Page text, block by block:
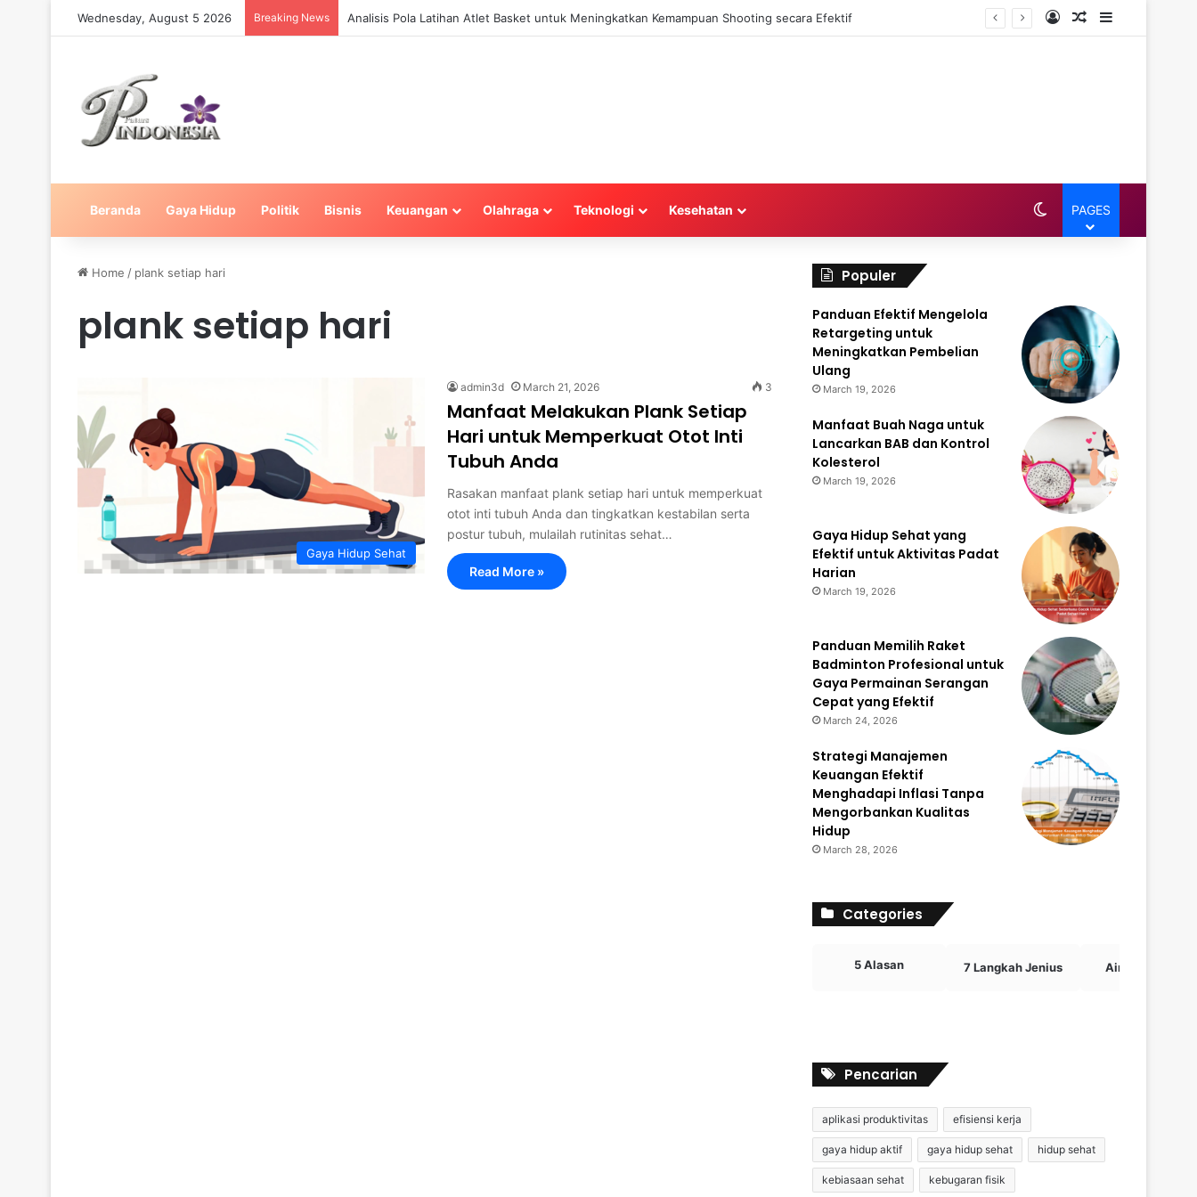
Wednesday, August 5 2026 Breaking News Analisis Pola Latihan Atlet Basket untuk Meningkatkan Kemampuan Shooting secara Efektif Log InRandom Article
Sidebar
Beranda Gaya Hidup Politik Bisnis Keuangan Olahraga Teknologi Kesehatan Switch skin
PAGES
Home / plank setiap hari
plank setiap hari
Gaya Hidup Sehat
admin3d March 21, 2026 3
Manfaat Melakukan Plank Setiap
Hari untuk Memperkuat Otot Inti
Tubuh Anda
Rasakan manfaat plank setiap hari untuk memperkuat
otot inti tubuh Anda dan tingkatkan kestabilan serta
postur tubuh, mulailah rutinitas sehat…
Read More »
Populer
Panduan Efektif Mengelola
Retargeting untuk
Meningkatkan Pembelian
Ulang
March 19, 2026
Manfaat Buah Naga untuk
Lancarkan BAB dan Kontrol
Kolesterol
March 19, 2026
Gaya Hidup Sehat yang
Efektif untuk Aktivitas Padat
Harian
March 19, 2026
Panduan Memilih Raket
Badminton Profesional untuk
Gaya Permainan Serangan
Cepat yang Efektif
March 24, 2026
Strategi Manajemen
Keuangan Efektif
Menghadapi Inflasi Tanpa
Mengorbankan Kualitas
Hidup
March 28, 2026
Categories
5 Alasan 7 Langkah Jenius Airdrop Crypto
Pencarian
aplikasi produktivitas efisiensi kerja
gaya hidup aktif gaya hidup sehat hidup sehat
kebiasaan sehat kebugaran fisik